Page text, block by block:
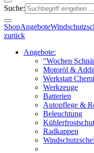
Suche:
ShopAngebote
zurück
Angebote:
"Wochen
Motoröl &
Werkstatt
Werkzeuge
Batterien
Autopflege &
Beleuchtung
Radkappen